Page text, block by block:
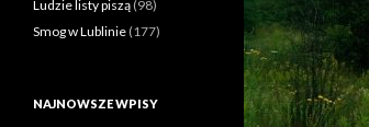
Ludzie listy piszą (98)
Smog w Lublinie (177)
NAJNOWSZE WPISY